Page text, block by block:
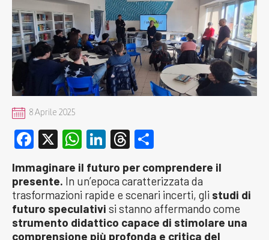
8 Aprile 2025
Facebook
X WhatsApp
LinkedIn
Threads
Immaginare il futuro per comprendere il
presente. In un’epoca caratterizzata da
trasformazioni rapide e scenari incerti, gli studi di
futuro speculativi si stanno affermando come
strumento didattico capace di stimolare una
comprensione più profonda e critica del